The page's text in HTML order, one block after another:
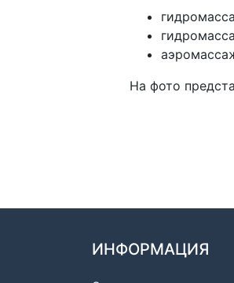
На фото
ИНФОРМАЦИЯ